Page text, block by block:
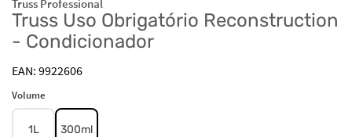
Truss Professional
Truss Uso Obrigatório Reconstruction
- Condicionador
9922606
Volume
1L 300ml